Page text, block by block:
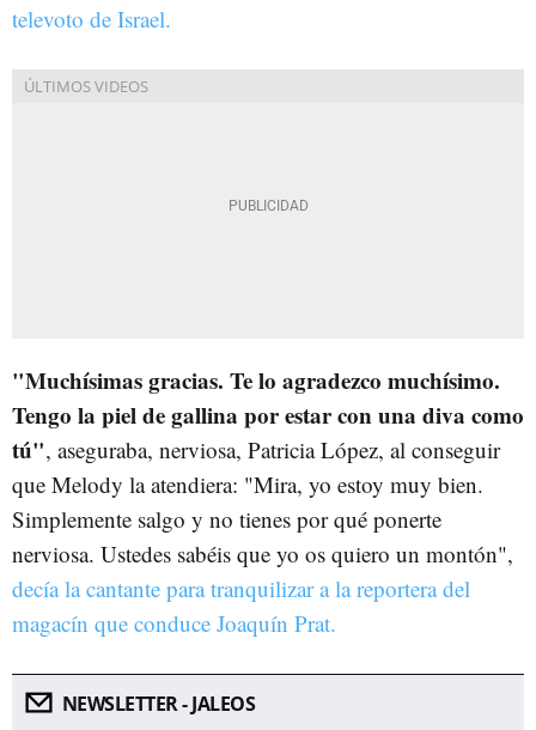
televoto de Israel.
"Muchísimas gracias. Te lo agradezco muchísimo.
Tengo la piel de gallina por estar con una diva como
tú", aseguraba, nerviosa, Patricia López, al conseguir
que Melody la atendiera: "Mira, yo estoy muy bien.
Simplemente salgo y no tienes por qué ponerte
nerviosa. Ustedes sabéis que yo os quiero un montón",
decía la cantante para tranquilizar a la reportera del
magacín que conduce Joaquín Prat.
NEWSLETTER - JALEOS